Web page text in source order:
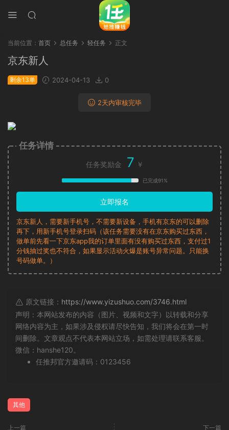
当前位置： 首页 总任务 轻任务 正文
京东新人
剩余13单 2024-04-13 0
2天内审核完毕
任务详情
任务奖励金 7 ￥
已完成91%
立即报名
京东新人，需要新手机号，不需要新设备，手机有京东的可以删除
再下，用新手机号登录扫码（该任务需要没有在京东购买过东西，
做单前先看一下京东app我的订单里面有没有购买过东西，支付过1
分钱抽过奖也不符合，如果显示活动火爆是账号异常问题。只能换
号码做单。）
原文链接： https://www.yizushuo.com/3746.html
声明：本网站发布的内容（图片、视频和文字）以转载和分享
网络内容为主，如果涉及侵权请尽快告知，我们将会在第一时
间删除。文章观点不代表本网站立场，如需处理请联系客服。
微信：hanshe120。
任推邦官方邀请码：0123456
其他
上一篇 下一篇